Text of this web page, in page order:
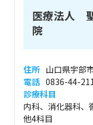
医療法人
院
住所 山口県宇部
電話 0836-44-
診療科目
内科、消化器科、
他4科目